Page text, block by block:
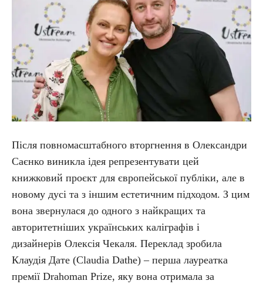
Після повномасштабного вторгнення в Олександри
Саєнко виникла ідея репрезентувати цей
книжковий проєкт для європейської публіки, але в
новому дусі та з іншим естетичним підходом. З цим
вона звернулася до одного з найкращих та
авторитетніших українських каліграфів і
дизайнерів Олексія Чекаля. Переклад зробила
Клаудія Дате (Claudia Dathe) – перша лауреатка
премії Drahoman Prize, яку вона отримала за